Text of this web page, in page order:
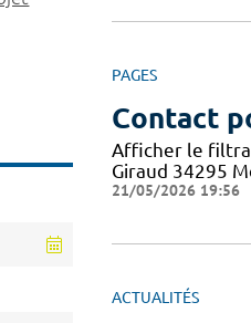
PAGES
Contact
Afficher le
Giraud 34295
21/05/2026 19:56
ACTUALITÉS